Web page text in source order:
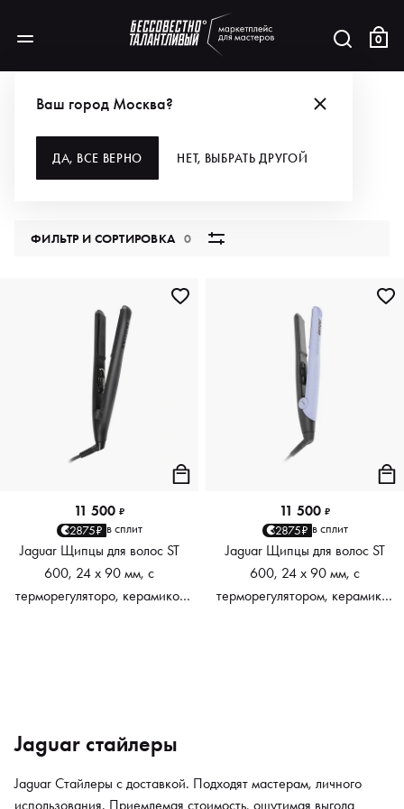
0
Ваш город Москва?
ДА, ВСЕ ВЕРНО НЕТ, ВЫБРАТЬ ДРУГОЙ
СТАЙЛЕРЫ
ФИЛЬТР И СОРТИРОВКА0
11 500 ₽
2875₽ в сплит
Jaguar Щипцы для волос ST
600, 24 х 90 мм, с
терморегуляторо, керамико-
11 500 ₽
2875₽ в сплит
Jaguar Щипцы для волос ST
600, 24 х 90 мм, с
терморегулятором, керамико-
Jaguar стайлеры
Jaguar Стайлеры с доставкой. Подходят мастерам, личного
использования. Приемлемая стоимость, ощутимая выгода